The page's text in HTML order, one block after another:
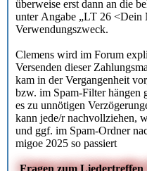
überweise erst dann an die
unter Angabe „LT 26 <Dein
Verwendungszweck.
Clemens wird im Forum
Versenden dieser
kam in der Vergangenheit
bzw. im Spam-Filter hängen
es zu unnötigen
kann jede/r nachvollziehen,
und ggf. im Spam-Ordner
migoe 2025 so passiert
Fragen zum Liedertreffen